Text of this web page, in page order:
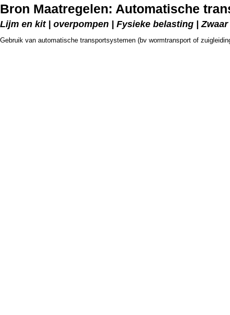
Bron Maatregelen: Automatische
Lijm en kit | overpompen | Fysieke belasting |
Gebruik van automatische transportsystemen (bv wormtransport of